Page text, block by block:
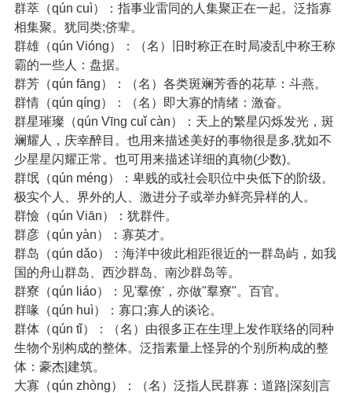
群萃（qún cuì）：指事业雷同的人集聚正在一起。泛指寡
相集聚。犹同类;侪辈。
群雄（qún Vióng）：（名）旧时称正在时局凌乱中称王称
霸的一些人：盘据。
群芳（qún fāng）：（名）各类斑斓芳香的花草：斗燕。
群情（qún qíng）：（名）即大寡的情绪：激奋。
群星璀璨（qún Vīng cuǐ càn）：天上的繁星闪烁发光，斑
斓耀人，庆幸醉目。也用来描述美好的事物很是多,犹如不
少星星闪耀正常。也可用来描述详细的真物(少数)。
群氓（qún méng）：卑贱的或社会职位中央低下的阶级。
极实个人、界外的人、激进分子或举办鲜亮异样的人。
群憸（qún Viān）：犹群件。
群彦（qún yàn）：寡英才。
群岛（qún dǎo）：海洋中彼此相距很近的一群岛屿，如我
国的舟山群岛、西沙群岛、南沙群岛等。
群寮（qún liáo）：见'羣僚'，亦做"羣寮"。百官。
群喙（qún huì）：寡口;寡人的谈论。
群体（qún tǐ）：（名）由很多正在生理上发作联络的同种
生物个别构成的整体。泛指素量上怪异的个别所构成的整
体：豪杰|建筑。
大寡（qún zhòng）：（名）泛指人民群寡：道路|深刻|言